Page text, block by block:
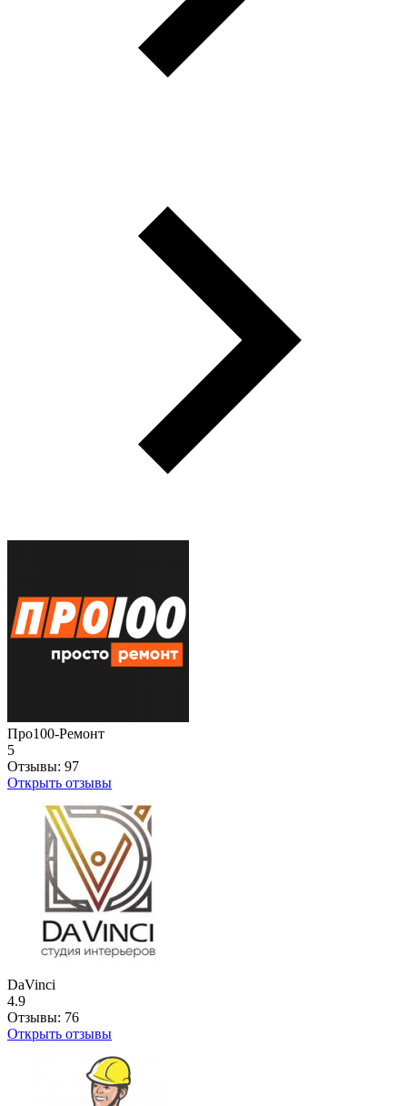
Про100-Ремонт
5
Отзывы: 97
Открыть отзывы
DaVinci
4.9
Отзывы: 76
Открыть отзывы